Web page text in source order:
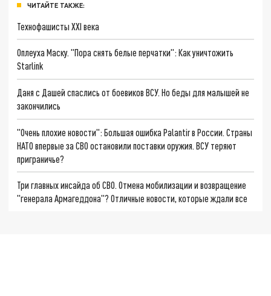
ЧИТАЙТЕ ТАКЖЕ:
Технофашисты XXI века
Оплеуха Маску. "Пора снять белые перчатки": Как уничтожить
Starlink
Даня с Дашей спаслись от боевиков ВСУ. Но беды для малышей не
закончились
"Очень плохие новости": Большая ошибка Palantir в России. Страны
НАТО впервые за СВО остановили поставки оружия. ВСУ теряют
приграничье?
Три главных инсайда об СВО. Отмена мобилизации и возвращение
"генерала Армагеддона"? Отличные новости, которые ждали все